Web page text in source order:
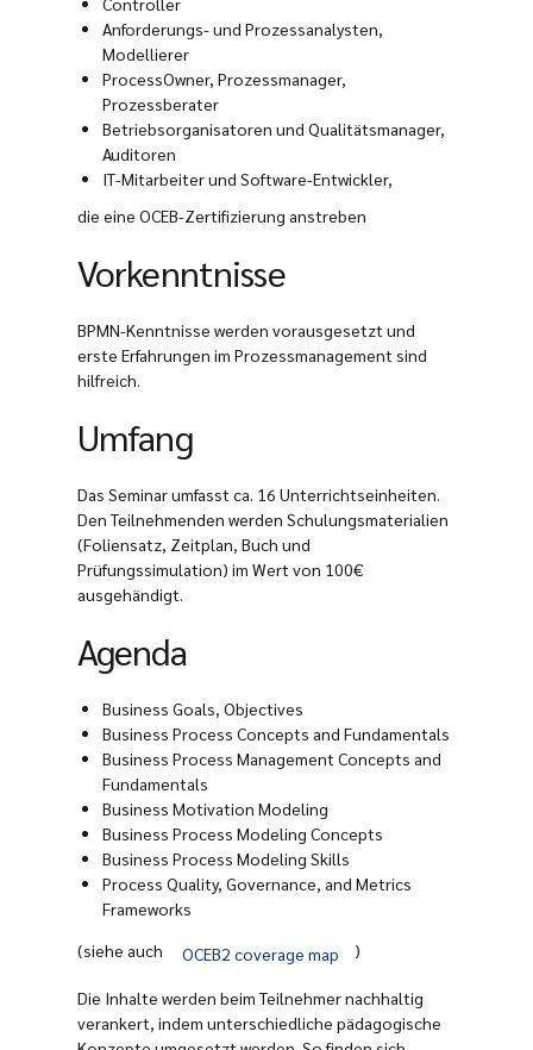
Anforderungs- und Prozessanalysten,
Modellierer
ProcessOwner, Prozessmanager,
Prozessberater
Betriebsorganisatoren und Qualitätsmanager,
Auditoren
IT-Mitarbeiter und Software-Entwickler,
die eine OCEB-Zertifizierung anstreben
Vorkenntnisse
BPMN-Kenntnisse werden vorausgesetzt und
erste Erfahrungen im Prozessmanagement sind
hilfreich.
Umfang
Das Seminar umfasst ca. 16 Unterrichtseinheiten.
Den Teilnehmenden werden Schulungsmaterialien
(Foliensatz, Zeitplan, Buch und
Prüfungssimulation) im Wert von 100€
ausgehändigt.
Agenda
Business Goals, Objectives
Business Process Concepts and Fundamentals
Business Process Management Concepts and
Fundamentals
Business Motivation Modeling
Business Process Modeling Concepts
Business Process Modeling Skills
Process Quality, Governance, and Metrics
Frameworks
(siehe auch
OCEB2 coverage map )
Die Inhalte werden beim Teilnehmer nachhaltig
verankert, indem unterschiedliche pädagogische